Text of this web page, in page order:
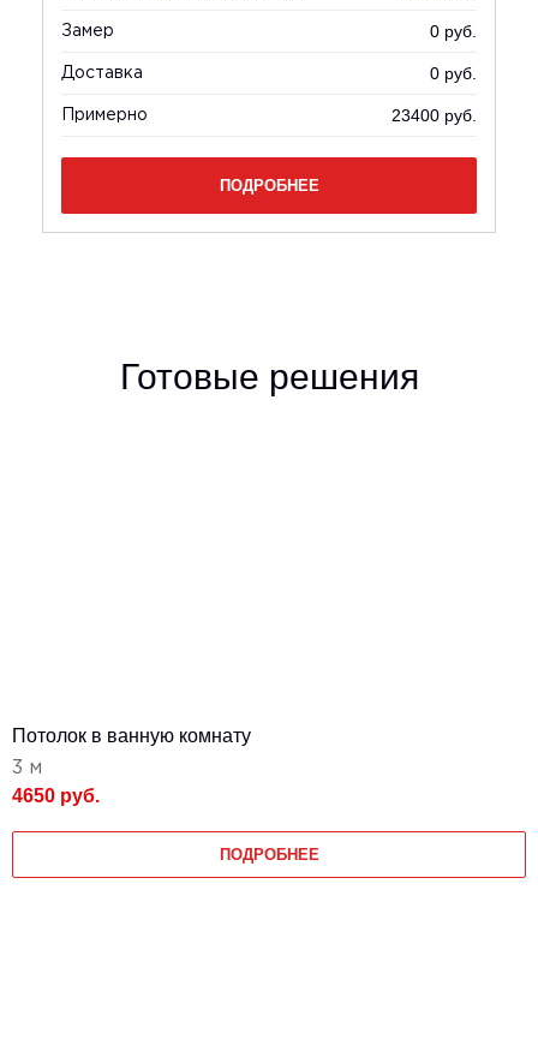
Замер 0 руб.
Доставка 0 руб.
Примерно 23400 руб.
ПОДРОБНЕЕ
Готовые решения
Потолок в ванную комнату
3 м
4650 руб.
ПОДРОБНЕЕ